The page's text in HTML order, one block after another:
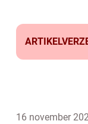
16 november